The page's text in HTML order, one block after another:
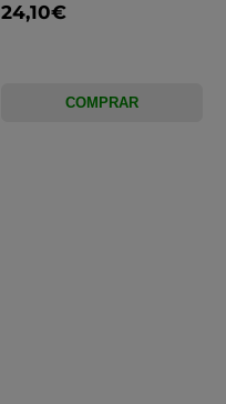
24,10€
COMPRAR